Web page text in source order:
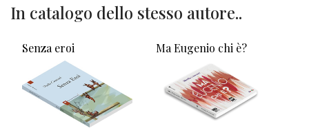
In catalogo dello stesso autore..
Senza eroi Ma Eugenio chi è?